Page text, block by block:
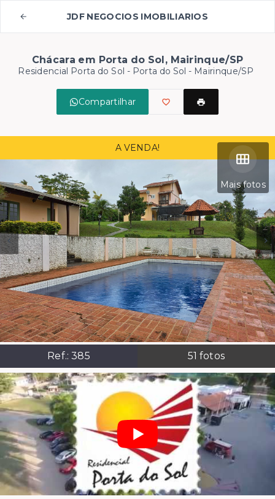
JDF NEGOCIOS IMOBILIARIOS
Chácara em Porta do Sol, Mairinque/SP
Residencial Porta do Sol - Porta do Sol - Mairinque/SP
Compartilhar
Mais fotos
Ref.:385 51 fotos
A VENDA!